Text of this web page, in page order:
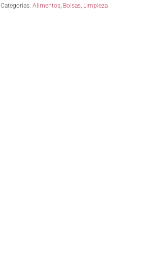
Categorías: Alimentos Bolsas Limpieza